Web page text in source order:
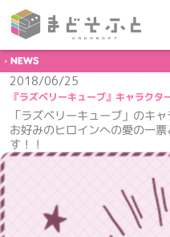
NEWS
2018/06/25
『ラズベリーキューブ』キャラクタ
「ラズベリーキューブ」のキ
お好みのヒロインへの愛の一
す！！